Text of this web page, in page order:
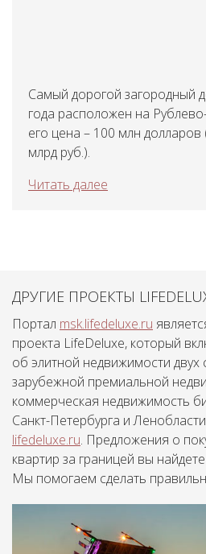
Самый дорогой загородный
года расположен на
его цена – 100 млн долларов
млрд руб.).
Читать далее
ДРУГИЕ ПРОЕКТЫ
Портал msk.lifedeluxe.ru
проекта LifeDeluxe, который
об элитной недвижимости двух
зарубежной премиальной
коммерческая недвижимость
Санкт-Петербурга и
lifedeluxe.ru. Предложения о
квартир за границей вы
Мы помогаем сделать